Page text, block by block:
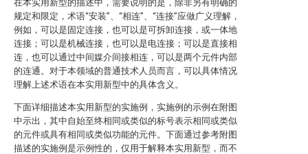
在本实用新型的描述中，需要说明的是，除非另有明确的
规定和限定，术语“安装”、“相连”、“连接”应做广义理解，
例如，可以是固定连接，也可以是可拆卸连接，或一体地
连接；可以是机械连接，也可以是电连接；可以是直接相
连，也可以通过中间媒介间接相连，可以是两个元件内部
的连通。对于本领域的普通技术人员而言，可以具体情况
理解上述术语在本实用新型中的具体含义。
下面详细描述本实用新型的实施例，实施例的示例在附图
中示出，其中自始至终相同或类似的标号表示相同或类似
的元件或具有相同或类似功能的元件。下面通过参考附图
描述的实施例是示例性的，仅用于解释本实用新型，而不